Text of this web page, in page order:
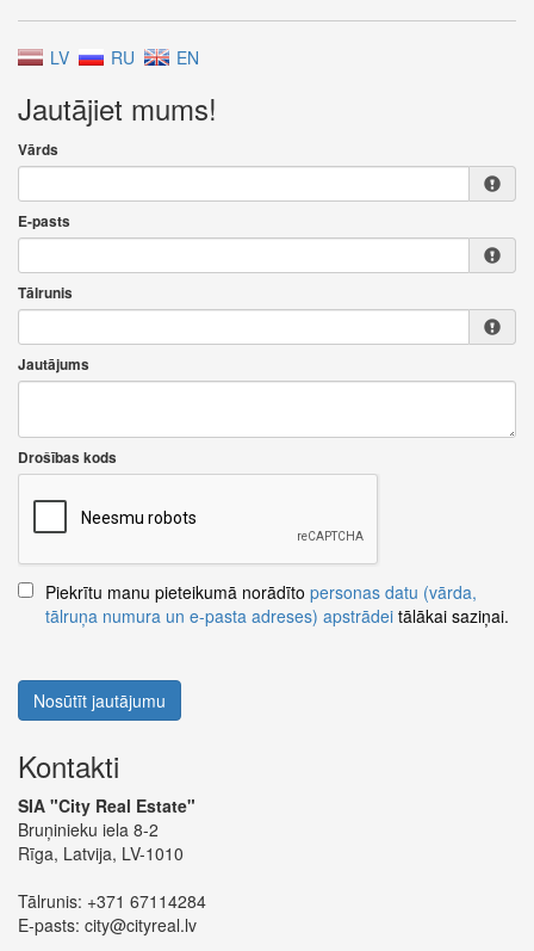
LV RU EN
Jautājiet mums!
Vārds
E-pasts
Tālrunis
Jautājums
Drošības kods
Piekrītu manu pieteikumā norādīto personas datu (vārda,
tālruņa numura un e-pasta adreses) apstrādei tālākai saziņai.
Nosūtīt jautājumu
Kontakti
SIA "City Real Estate"
Bruņinieku iela 8-2
Rīga, Latvija, LV-1010
Tālrunis: +371 67114284
E-pasts: city@cityreal.lv